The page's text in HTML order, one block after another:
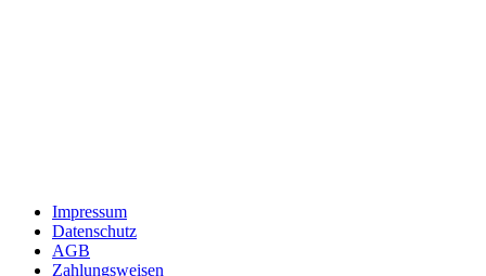
Impressum
Datenschutz
AGB
Zahlungsweisen